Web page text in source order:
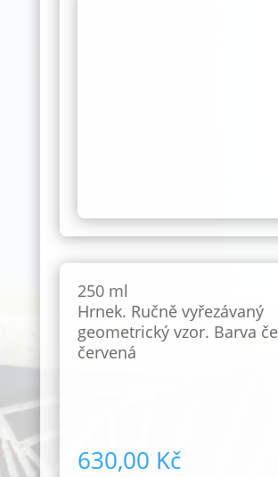
250 ml
Hrnek. Ručně vyřezávaný
geometrický vzor. Barva
červená
630,00 Kč